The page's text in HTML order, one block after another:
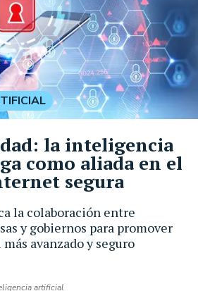
la colaboración entre
y gobiernos para promover
avanzado y seguro
artificial
la inteligencia
como aliada en el
segura